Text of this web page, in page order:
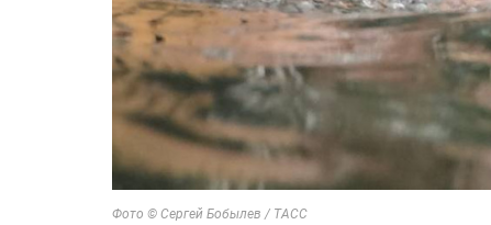
Фото © Сергей Бобылев / ТАСС